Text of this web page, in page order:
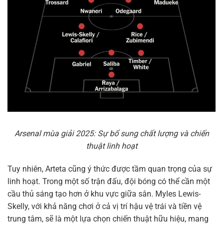
Arsenal mùa giải 2025: Sự bổ sung chất lượng và chiến
thuật linh hoạt
Tuy nhiên, Arteta cũng ý thức được tầm quan trọng của sự
linh hoạt. Trong một số trận đấu, đội bóng có thể cần một
cầu thủ sáng tạo hơn ở khu vực giữa sân. Myles Lewis-
Skelly, với khả năng chơi ở cả vị trí hậu vệ trái và tiền vệ
trung tâm, sẽ là một lựa chọn chiến thuật hữu hiệu, mang